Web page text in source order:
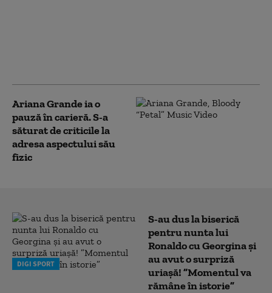
Ariana Grande ia o
pauză în carieră. S-a
săturat de criticile la
adresa aspectului său
fizic
DIGI SPORT
S-au dus la biserică
pentru nunta lui
Ronaldo cu Georgina și
au avut o surpriză
uriașă! ”Momentul va
rămâne în istorie”